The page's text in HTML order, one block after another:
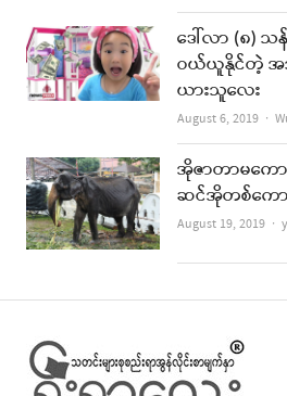
ဒေါ်လာ (၈)
ဝယ်ယူနိုင်တဲ့ အ
ယားသူလေး
August 6, 2019
အိုဇာတာမကေ
ဆင်အိုတစ်ကေ
August 19, 2019